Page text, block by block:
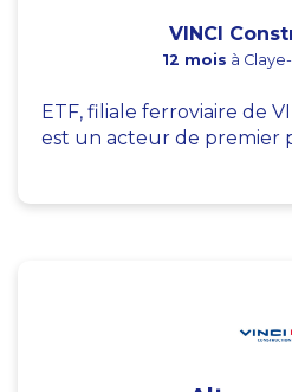
VINCI
12 mois à
ETF, filiale ferroviaire de
est un acteur de premier